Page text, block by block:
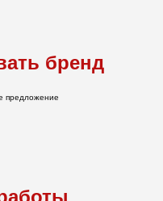
бренд
предложение